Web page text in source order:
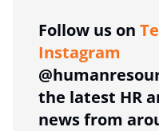
Follow us on
Instagram
the latest HR
news from